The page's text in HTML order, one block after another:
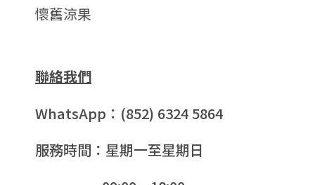
懷舊涼果
聯絡我們
WhatsApp：(852) 6324 5864
服務時間：星期一至星期日